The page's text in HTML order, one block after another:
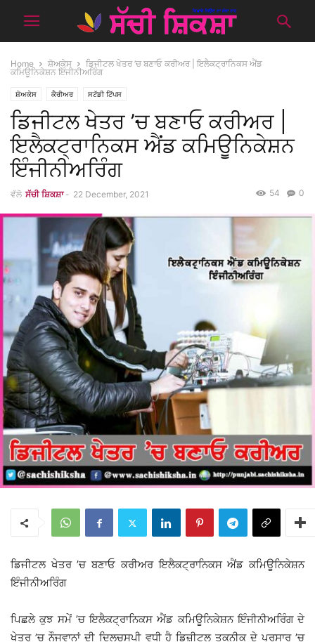
Home ਸ਼ੋਅਕੇਸ
ਡਿਜੀਟਲ ਖੇਤਰ ’ਚ ਬਣਾਓ ਕਰੀਅਰ | ਇਲੈਕਟ੍ਰਾਨਿਕਸ ਐਂਡ
ਕਮਿਊਨਿਕੇਸ਼ਨ ਇੰਜੀਨੀਅਰਿੰਗ
ਸ਼ੋਅਕੇਸ ਕੈਰੀਅਰ ਸਟੱਡੀ ਟਿੱਪਸ
ਡਿਜੀਟਲ ਖੇਤਰ ’ਚ ਬਣਾਓ ਕਰੀਅਰ |
ਇਲੈਕਟ੍ਰਾਨਿਕਸ ਐਂਡ ਕਮਿਊਨਿਕੇਸ਼ਨ
ਇੰਜੀਨੀਅਰਿੰਗ
ਵੱਲੋ ਸੱਚੀ ਸ਼ਿਕਸ਼ਾ - 22 December, 2021 0
54
ਡਿਜੀਟਲ ਖੇਤਰ ’ਚ ਬਣਾਓ ਕਰੀਅਰ ਇਲੈਕਟ੍ਰਾਨਿਕਸ ਐਂਡ ਕਮਿਊਨਿਕੇਸ਼ਨ
ਇੰਜੀਨੀਅਰਿੰਗ
ਪਿਛਲੇ ਕੁਝ ਸਮੇਂ ’ਚ ਇਲੈਕਟ੍ਰਾਨਿਕਸ ਐਂਡ ਕਮਿਊਨਿਕੇਸ਼ਨ ਇੰਜੀਨੀਅਰਿੰਗ ਦੇ
ਖੇਤਰ ’ਚ ਨੌਜਵਾਨਾਂ ਦੀ ਦਿਲਚਸਪੀ ਵਧੀ ਹੈ ਡਿਜ਼ੀਟਲ ਤਕਨੀਕ ਦੇ ਪ੍ਰਸਾਰ ’ਚ